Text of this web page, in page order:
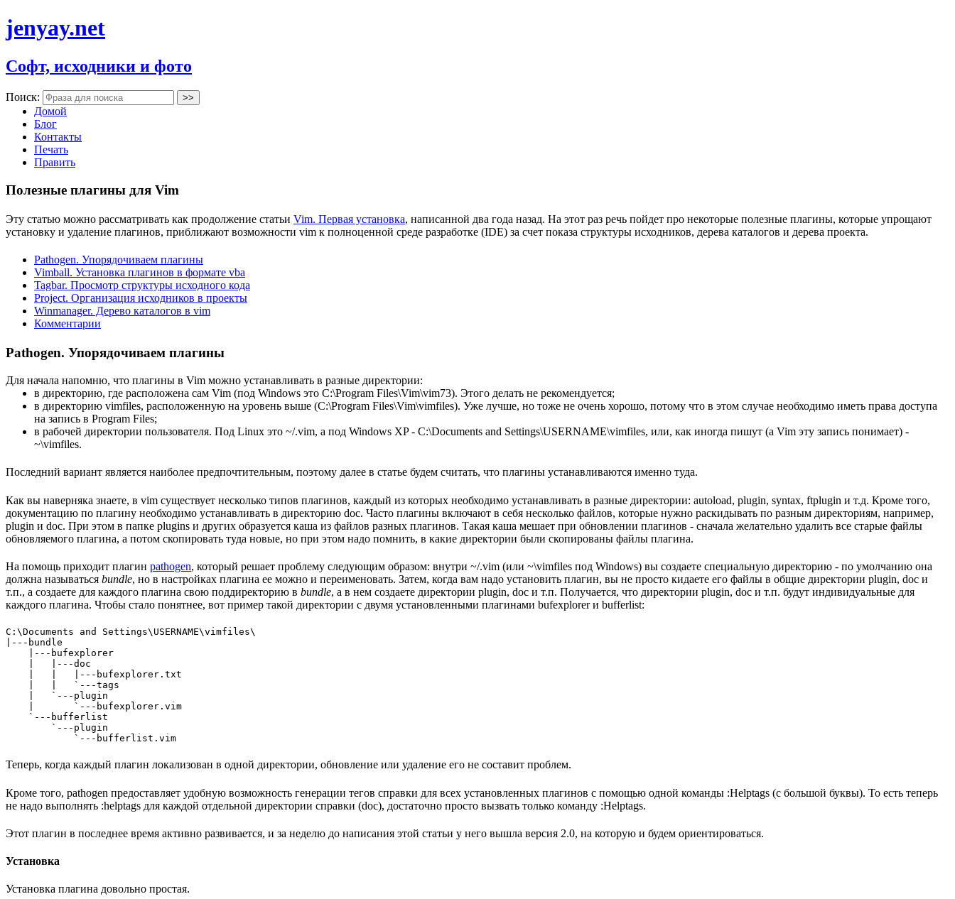
jenyay.net
Софт, исходники и фото
Поиск:
Домой
Блог
Контакты
Печать
Править
Полезные плагины для Vim
Эту статью можно рассматривать как продолжение статьи Vim. Первая установка, написанной два года назад. На этот раз речь пойдет про некоторые полезные плагины, которые упрощают
установку и удаление плагинов, приближают возможности vim к полноценной среде разработке (IDE) за счет показа структуры исходников, дерева каталогов и дерева проекта.
Pathogen. Упорядочиваем плагины
Vimball. Установка плагинов в формате vba
Tagbar. Просмотр структуры исходного кода
Project. Организация исходников в проекты
Winmanager. Дерево каталогов в vim
Комментарии
Pathogen. Упорядочиваем плагины
Для начала напомню, что плагины в Vim можно устанавливать в разные директории:
в директорию, где расположена сам Vim (под Windows это C:\Program Files\Vim\vim73). Этого делать не рекомендуется;
в директорию vimfiles, расположенную на уровень выше (C:\Program Files\Vim\vimfiles). Уже лучше, но тоже не очень хорошо, потому что в этом случае необходимо иметь права доступа
на запись в Program Files;
в рабочей директории пользователя. Под Linux это ~/.vim, а под Windows XP - C:\Documents and Settings\USERNAME\vimfiles, или, как иногда пишут (а Vim эту запись понимает) -
~\vimfiles.
Последний вариант является наиболее предпочтительным, поэтому далее в статье будем считать, что плагины устанавливаются именно туда.
Как вы наверняка знаете, в vim существует несколько типов плагинов, каждый из которых необходимо устанавливать в разные директории: autoload, plugin, syntax, ftplugin и т.д. Кроме того,
документацию по плагину необходимо устанавливать в директорию doc. Часто плагины включают в себя несколько файлов, которые нужно раскидывать по разным директориям, например,
plugin и doc. При этом в папке plugins и других образуется каша из файлов разных плагинов. Такая каша мешает при обновлении плагинов - сначала желательно удалить все старые файлы
обновляемого плагина, а потом скопировать туда новые, но при этом надо помнить, в какие директории были скопированы файлы плагина.
На помощь приходит плагин pathogen, который решает проблему следующим образом: внутри ~/.vim (или ~\vimfiles под Windows) вы создаете специальную директорию - по умолчанию она
должна называться bundle, но в настройках плагина ее можно и переименовать. Затем, когда вам надо установить плагин, вы не просто кидаете его файлы в общие директории plugin, doc и
т.п., а создаете для каждого плагина свою поддиректорию в bundle, а в нем создаете директории plugin, doc и т.п. Получается, что директории plugin, doc и т.п. будут индивидуальные для
каждого плагина. Чтобы стало понятнее, вот пример такой директории с двумя установленными плагинами bufexplorer и bufferlist:
C:\Documents and Settings\USERNAME\vimfiles\
|---bundle
    |---bufexplorer
    |   |---doc
    |   |   |---bufexplorer.txt
    |   |   `---tags
    |   `---plugin
    |       `---bufexplorer.vim
    `---bufferlist
        `---plugin
Теперь, когда каждый плагин локализован в одной директории, обновление или удаление его не составит проблем.
Кроме того, pathogen предоставляет удобную возможность генерации тегов справки для всех установленных плагинов с помощью одной команды :Helptags (с большой буквы). То есть теперь
не надо выполнять :helptags для каждой отдельной директории справки (doc), достаточно просто вызвать только команду :Helptags.
Этот плагин в последнее время активно развивается, и за неделю до написания этой статьи у него вышла версия 2.0, на которую и будем ориентироваться.
Установка
Установка плагина довольно простая.